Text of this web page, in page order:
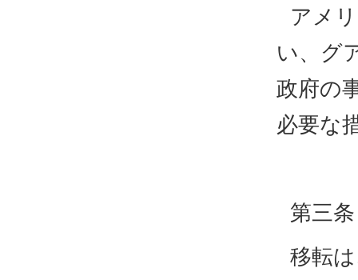
アメ
い、グ
政府の
必要な
第三条
移転